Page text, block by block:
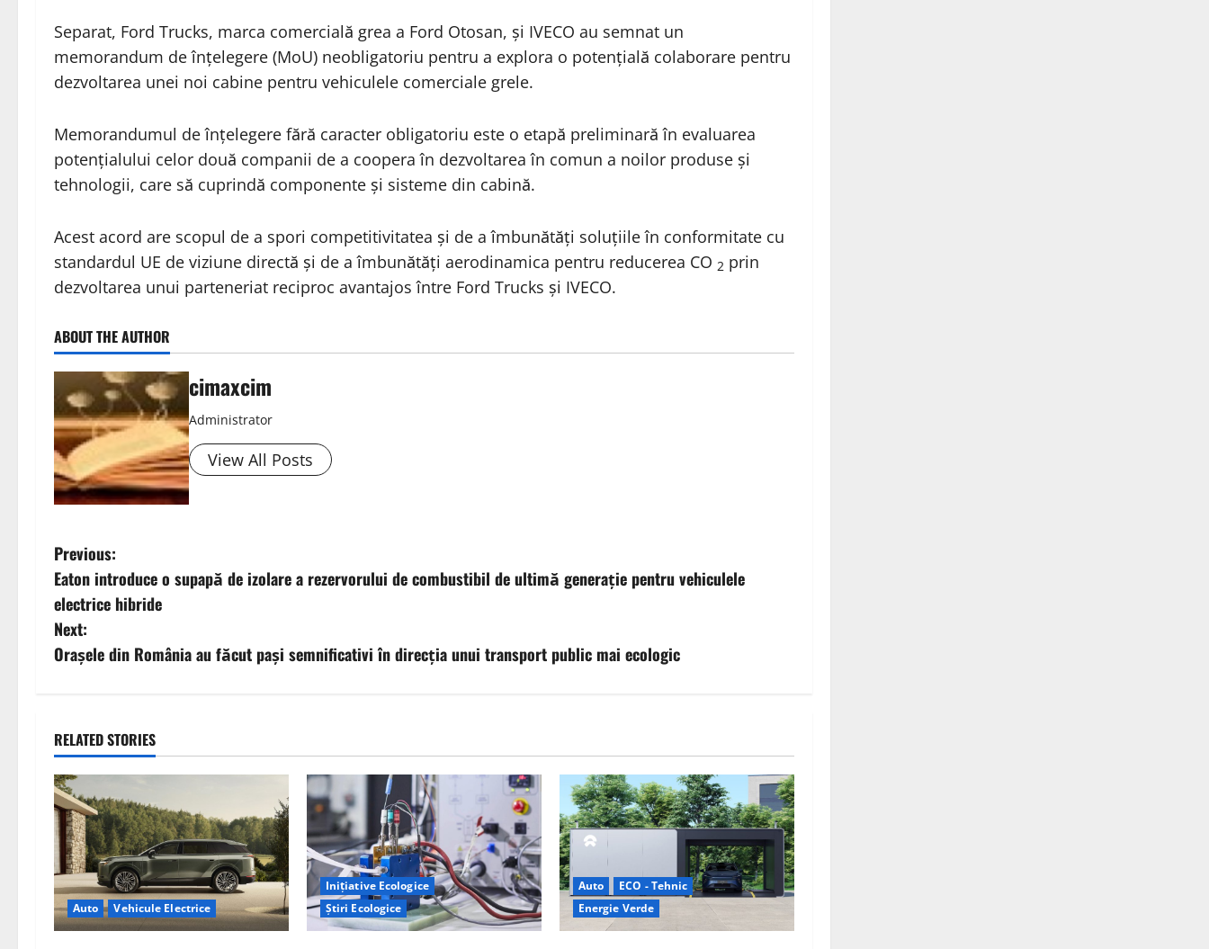
Separat, Ford Trucks, marca comercială grea a Ford Otosan, și IVECO au semnat un
memorandum de înțelegere (MoU) neobligatoriu pentru a explora o potențială colaborare pentru
dezvoltarea unei noi cabine pentru vehiculele comerciale grele.
Memorandumul de înțelegere fără caracter obligatoriu este o etapă preliminară în evaluarea
potențialului celor două companii de a coopera în dezvoltarea în comun a noilor produse și
tehnologii, care să cuprindă componente și sisteme din cabină.
Acest acord are scopul de a spori competitivitatea și de a îmbunătăți soluțiile în conformitate cu
standardul UE de viziune directă și de a îmbunătăți aerodinamica pentru reducerea CO 2 prin
dezvoltarea unui parteneriat reciproc avantajos între Ford Trucks și IVECO.
ABOUT THE AUTHOR
cimaxcim
Administrator
View All Posts
P
o
s
t
a
v
i
g
a
t
Previous:
Eaton introduce o supapă de izolare a rezervorului de combustibil de ultimă generație pentru vehiculele
electrice hibride
Next:
Orașele din România au făcut pași semnificativi în direcția unui transport public mai ecologic
RELATED STORIES
Auto Vehicule Electrice
Inițiative Ecologice
Știri Ecologice
Auto
ECO - Tehnic
Energie Verde